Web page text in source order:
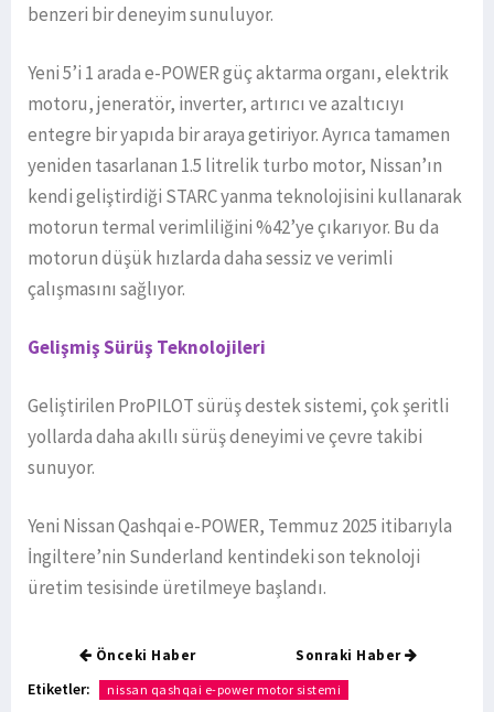
benzeri bir deneyim sunuluyor.
Yeni 5’i 1 arada e-POWER güç aktarma organı, elektrik
motoru, jeneratör, inverter, artırıcı ve azaltıcıyı
entegre bir yapıda bir araya getiriyor. Ayrıca tamamen
yeniden tasarlanan 1.5 litrelik turbo motor, Nissan’ın
kendi geliştirdiği STARC yanma teknolojisini kullanarak
motorun termal verimliliğini %42’ye çıkarıyor. Bu da
motorun düşük hızlarda daha sessiz ve verimli
çalışmasını sağlıyor.
Gelişmiş Sürüş Teknolojileri
Geliştirilen ProPILOT sürüş destek sistemi, çok şeritli
yollarda daha akıllı sürüş deneyimi ve çevre takibi
sunuyor.
Yeni Nissan Qashqai e-POWER, Temmuz 2025 itibarıyla
İngiltere’nin Sunderland kentindeki son teknoloji
üretim tesisinde üretilmeye başlandı.
Önceki Haber Sonraki Haber
Etiketler: nissan qashqai e-power motor sistemi